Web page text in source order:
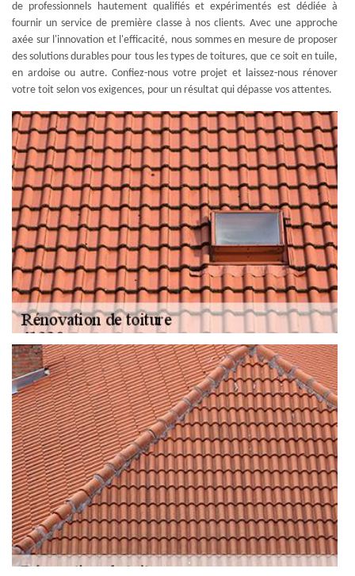
de professionnels hautement qualifiés et expérimentés est dédiée à
fournir un service de première classe à nos clients. Avec une approche
axée sur l'innovation et l'efficacité, nous sommes en mesure de proposer
des solutions durables pour tous les types de toitures, que ce soit en tuile,
en ardoise ou autre. Confiez-nous votre projet et laissez-nous rénover
votre toit selon vos exigences, pour un résultat qui dépasse vos attentes.